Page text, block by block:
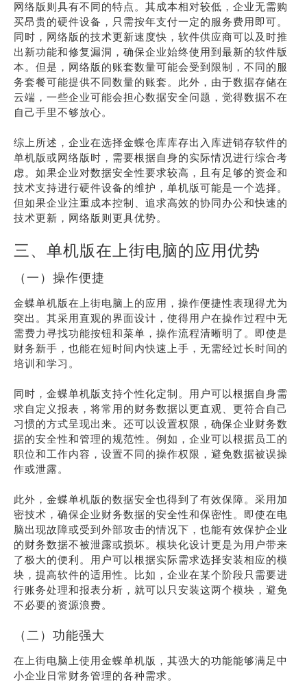
网络版则具有不同的特点。其成本相对较低，企业无需购
买昂贵的硬件设备，只需按年支付一定的服务费用即可。
同时，网络版的技术更新速度快，软件供应商可以及时推
出新功能和修复漏洞，确保企业始终使用到最新的软件版
本。但是，网络版的账套数量可能会受到限制，不同的服
务套餐可能提供不同数量的账套。此外，由于数据存储在
云端，一些企业可能会担心数据安全问题，觉得数据不在
自己手里不够放心。
综上所述，企业在选择金蝶仓库库存出入库进销存软件的
单机版或网络版时，需要根据自身的实际情况进行综合考
虑。如果企业对数据安全性要求较高，且有足够的资金和
技术支持进行硬件设备的维护，单机版可能是一个选择。
但如果企业注重成本控制、追求高效的协同办公和快速的
技术更新，网络版则更具优势。
三、单机版在上街电脑的应用优势
（一）操作便捷
金蝶单机版在上街电脑上的应用，操作便捷性表现得尤为
突出。其采用直观的界面设计，使得用户在操作过程中无
需费力寻找功能按钮和菜单，操作流程清晰明了。即使是
财务新手，也能在短时间内快速上手，无需经过长时间的
培训和学习。
同时，金蝶单机版支持个性化定制。用户可以根据自身需
求自定义报表，将常用的财务数据以更直观、更符合自己
习惯的方式呈现出来。还可以设置权限，确保企业财务数
据的安全性和管理的规范性。例如，企业可以根据员工的
职位和工作内容，设置不同的操作权限，避免数据被误操
作或泄露。
此外，金蝶单机版的数据安全也得到了有效保障。采用加
密技术，确保企业财务数据的安全性和保密性。即使在电
脑出现故障或受到外部攻击的情况下，也能有效保护企业
的财务数据不被泄露或损坏。模块化设计更是为用户带来
了极大的便利。用户可以根据实际需求选择安装相应的模
块，提高软件的适用性。比如，企业在某个阶段只需要进
行账务处理和报表分析，就可以只安装这两个模块，避免
不必要的资源浪费。
（二）功能强大
在上街电脑上使用金蝶单机版，其强大的功能能够满足中
小企业日常财务管理的各种需求。